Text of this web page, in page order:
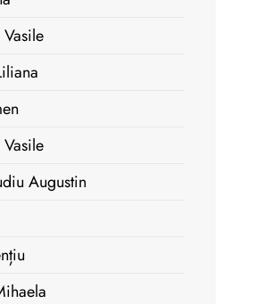
Augustin